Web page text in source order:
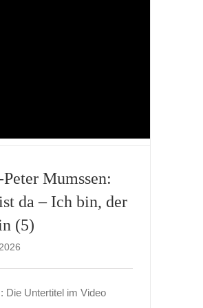
Peter Mumssen:
da – Ich bin, der
(5)
Die Untertitel im Video